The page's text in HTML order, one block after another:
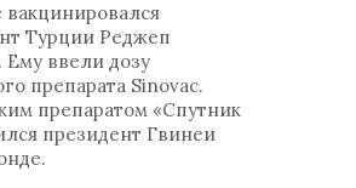
вакцинировался
Турции Реджеп
Ему ввели дозу
препарата Sinovac.
препаратом «Спутник
президент Гвинеи